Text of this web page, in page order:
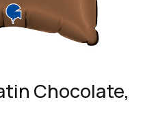
Chocolate,